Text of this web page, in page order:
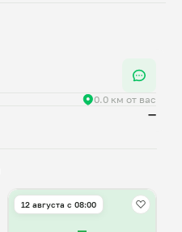
0.0 км от вас
—
12 августа с 08:00